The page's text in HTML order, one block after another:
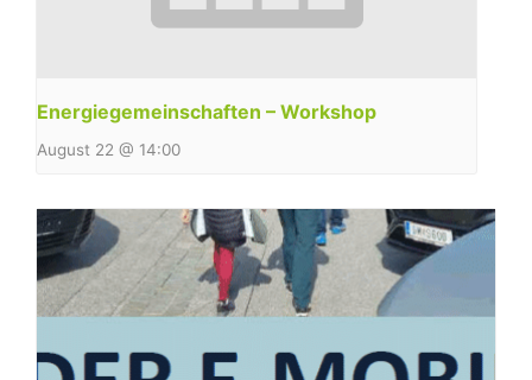
Energiegemeinschaften – Workshop
August 22 @ 14:00